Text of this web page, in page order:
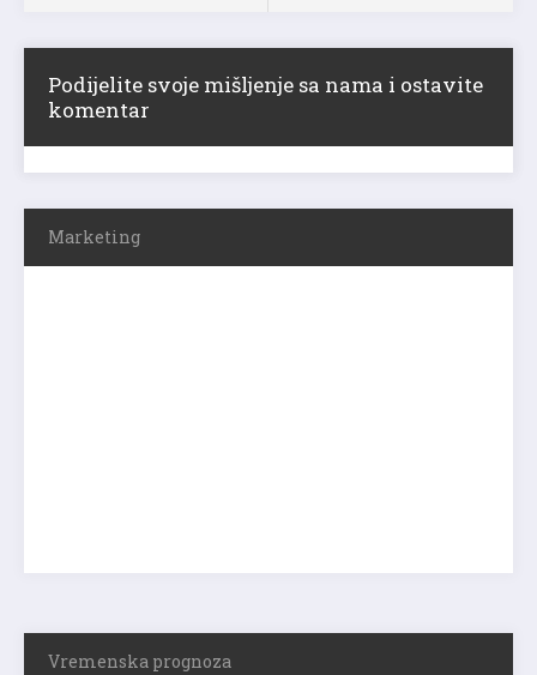
Podijelite svoje mišljenje sa nama i ostavite
komentar
Marketing
Vremenska prognoza